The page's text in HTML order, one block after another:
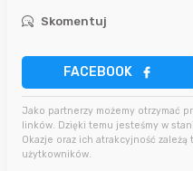
Skomentuj
FACEBOOK
Jako partnerzy możemy otrzymać
linków. Dzięki temu jesteśmy w
Okazje oraz ich atrakcyjność zależą
użytkowników.